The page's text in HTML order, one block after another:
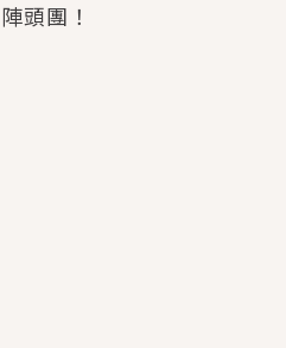
頭團！
獨享福利！
前夫失憶移情別戀，她
位少女，今夏最推純愛GL
，已中毒Σ>―(〃°ω°〃)♡→
是屬於他的停屍櫃？！
的一生將不由自主追逐著